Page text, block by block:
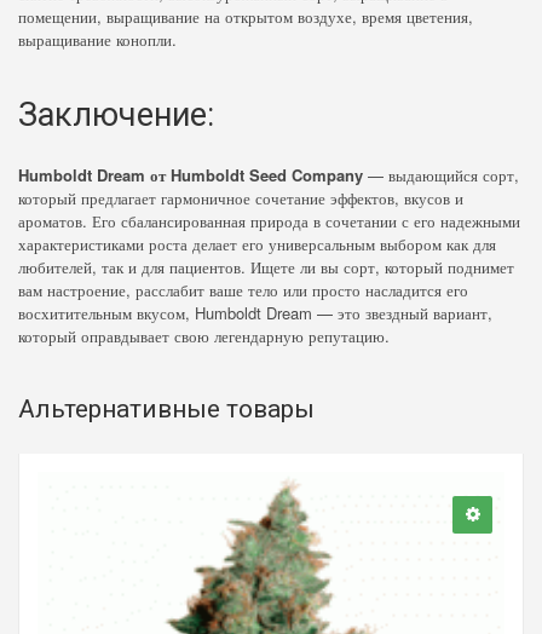
помещении, выращивание на открытом воздухе, время цветения,
выращивание конопли.
Заключение:
Humboldt Dream от Humboldt Seed Company — выдающийся сорт,
который предлагает гармоничное сочетание эффектов, вкусов и
ароматов. Его сбалансированная природа в сочетании с его надежными
характеристиками роста делает его универсальным выбором как для
любителей, так и для пациентов. Ищете ли вы сорт, который поднимет
вам настроение, расслабит ваше тело или просто насладится его
восхитительным вкусом, Humboldt Dream — это звездный вариант,
который оправдывает свою легендарную репутацию.
Альтернативные товары